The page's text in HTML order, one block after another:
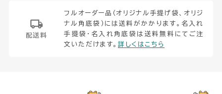
配送料
フルオーダー品（オリジナル手提げ袋、オリジ
ナル角底袋）には送料がかかります。名入れ
手提袋・名入れ角底袋は送料無料にてご注
文いただけます。詳しくはこちら